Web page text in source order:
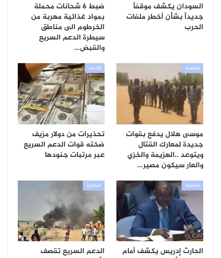
السودان يكشف موقفاً
جديداً بشأن أخطر ملفات
الحرب
ضبط 6 شحانات محملة
بمواد غذائية مهربة من
الخرطوم الى مناطق
سيطرة الدعم السريع
والقبض…
سياسية
موسى هلال يدفع بقوات
جديدة لمعارك القتال
ويتوعد ..الهزيمة والخزي
والعار سيكون مصير…
إقتصاد
تحذيرات من دولار مزيف
ضخته قوات الدعم السريع
عبر مرتبات جنودها
سياسية
الحارث إدريس يكشف أمام
سياسية
الدعم السريع تقصف